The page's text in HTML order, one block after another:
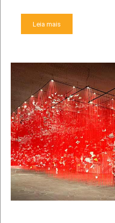
Leia mais